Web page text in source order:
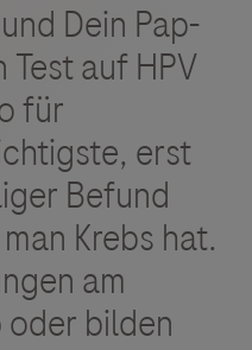
Dein Pap-
auf HPV
für
erst
Befund
Krebs hat.
am
bilden